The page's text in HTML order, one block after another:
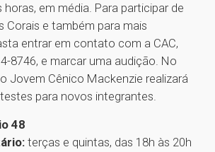
horas, em média. Para participar de
Corais e também para mais
entrar em contato com a CAC,
8746, e marcar uma audição. No
Jovem Cênico Mackenzie realizará
para novos integrantes.
48
terças e quintas, das 18h às 20h